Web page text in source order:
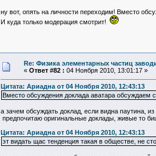
ну вот, опять на личности переходим! Вместо
И куда только модерация смотрит!
Re: Физика элементарных частиц
« Ответ #82 : 04 Ноября 2010, 13:01:17 »
Цитата: Ариадна от 04 Ноября 2010, 12:43:13
Вместо обсуждения доклада аватара обсуждаем
а зачем обсуждать доклад, если видна паутина, из
предпочитаю оригинальные доклады, живые то
Цитата: Ариадна от 04 Ноября 2010, 12:43:13
эт видать щас тенденция такая в обществе, не